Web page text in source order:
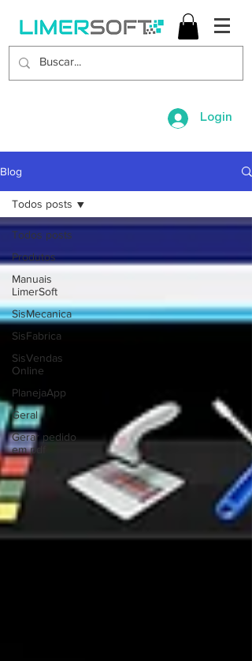
Login
Blog
Todos posts
Produtos
Manuais
LimerSoft
SisMecanica
SisFabrica
SisVendas
Online
PlanejaApp
Geral
Gerar pedido
em pdf
Todos posts